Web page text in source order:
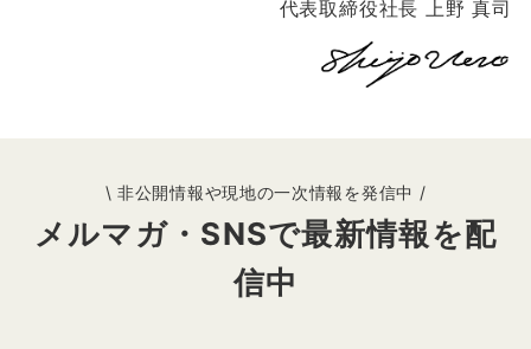
代表取締役社長 上野 真司
\ 非公開情報や現地の一次情報を発信中 /
メルマガ・SNSで最新情報を配
信中